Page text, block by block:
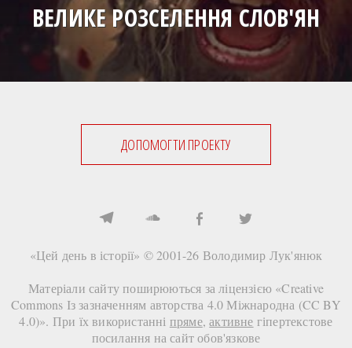
ВЕЛИКЕ РОЗСЕЛЕННЯ СЛОВ'ЯН
ДОПОМОГТИ ПРОЕКТУ
«Цей день в історії» © 2001-26 Володимир Лук'янюк
Матеріали сайту поширюються за ліцензією «Creative
Commons Із зазначенням авторства 4.0 Міжнародна (CC BY
4.0)». При їх використанні пряме,активне гіпертекстове
посилання на сайтобов'язкове